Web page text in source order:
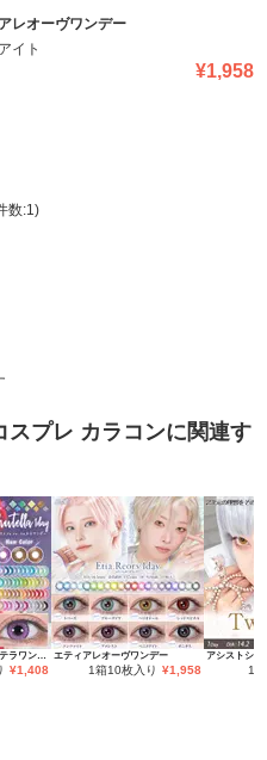
レオーヴワンデー
イト
¥1,958
数:1)
スプレ カラコンに関連す
アシストシュシュ シュテラワンデー
¥1,408
エティアレオーヴワンデー
1箱10枚入り ¥1,958 1